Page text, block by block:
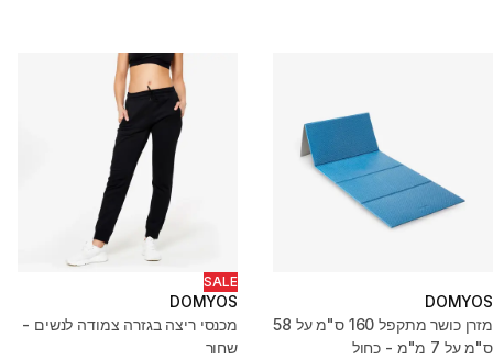
DOMYOS
מזרן כושר מתקפל 160 ס"מ על 58
ס"מ על 7 מ"מ - כחול
SALE
DOMYOS
מכנסי ריצה בגזרה צמודה לנשים -
שחור